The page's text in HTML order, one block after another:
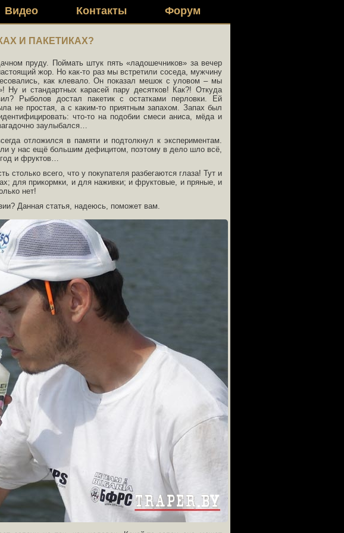
Видео Контакты Форум
И ПАКЕТИКАХ?
пруду. Поймать штук пять «ладошечников» за вечер
жор. Но как-то раз мы встретили соседа, мужчину
как клевало. Он показал мешок с уловом – мы
Ну и стандартных карасей пару десятков! Как?! Откуда
Рыболов достал пакетик с остатками перловки. Ей
не простая, а с каким-то приятным запахом. Запах был
что-то на подобии смеси аниса, мёда и
заулыбался…
отложился в памяти и подтолкнул к экспериментам.
у нас ещё большим дефицитом, поэтому в дело шло всё,
и фруктов…
столько всего, что у покупателя разбегаются глаза! Тут и
для прикормки, и для наживки; и фруктовые, и пряные, и
нет!
Данная статья, надеюсь, поможет вам.